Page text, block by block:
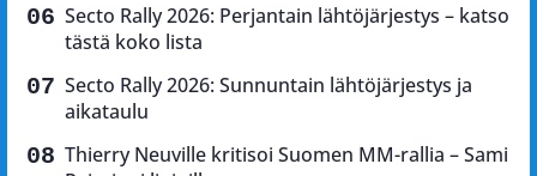
Secto Rally 2026: Perjantain lähtöjärjestys – katso
tästä koko lista
Secto Rally 2026: Sunnuntain lähtöjärjestys ja
aikataulu
Thierry Neuville kritisoi Suomen MM-rallia – Sami